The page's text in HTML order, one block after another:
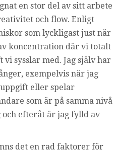
en stor del av sitt arbete
och flow. Enligt
som lyckligast just när
koncentration där vi totalt
sysslar med. Jag själv har
exempelvis när jag
eller spelar
som är på samma nivå
och efteråt är jag fylld av
det en rad faktorer för